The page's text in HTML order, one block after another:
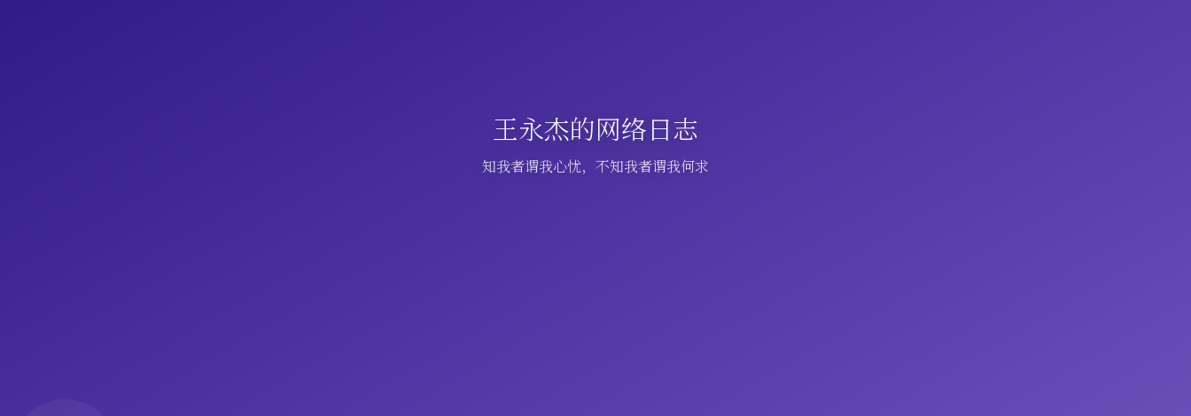
王永杰的网络日志
知我者谓我心忧，不知我者谓我何求